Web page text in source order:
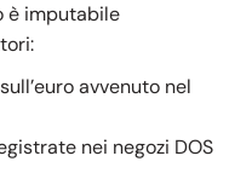
è imputabile
avvenuto nel
nei negozi DOS